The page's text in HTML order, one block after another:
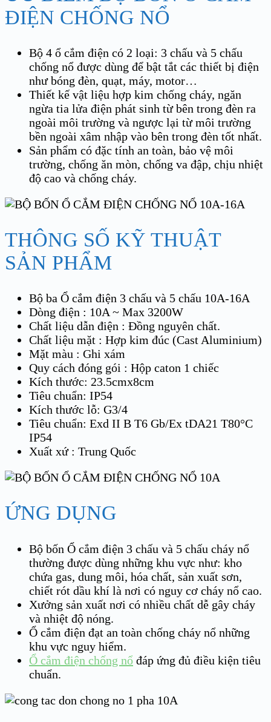
ĐIỆN CHỐNG NỔ
Bộ 4 ổ cắm điện có 2 loại: 3 chấu và 5 chấu
chống nổ được dùng để bật tắt các thiết bị điện
như bóng đèn, quạt, máy, motor…
Thiết kế vật liệu hợp kim chống cháy, ngăn
ngừa tia lửa điện phát sinh từ bên trong đèn ra
ngoài môi trường và ngược lại từ môi trường
bền ngoài xâm nhập vào bên trong đèn tốt nhất.
Sản phẩm có đặc tính an toàn, bảo vệ môi
trường, chống ăn mòn, chống va đập, chịu nhiệt
độ cao và chống cháy.
THÔNG SỐ KỸ THUẬT
SẢN PHẨM
Bộ ba Ổ cắm điện 3 chấu và 5 chấu 10A-16A
Dòng điện : 10A ~ Max 3200W
Chất liệu dẫn điện : Đồng nguyên chất.
Chất liệu mặt : Hợp kim đúc (Cast Aluminium)
Mặt màu : Ghi xám
Quy cách đóng gói : Hộp caton 1 chiếc
Kích thước: 23.5cmx8cm
Tiêu chuẩn: IP54
Kích thước lỗ: G3/4
Tiêu chuẩn: Exd II B T6 Gb/Ex tDA21 T80°C
IP54
Xuất xứ : Trung Quốc
ỨNG DỤNG
Bộ bốn Ổ cắm điện 3 chấu và 5 chấu cháy nổ
thường được dùng những khu vực như: kho
chứa gas, dung môi, hóa chất, sản xuất sơn,
chiết rót dầu khí là nơi có nguy cơ cháy nổ cao.
Xưởng sản xuất nơi có nhiều chất dễ gây cháy
và nhiệt độ nóng.
Ổ cắm điện đạt an toàn chống cháy nổ những
khu vực nguy hiểm.
Ổ cắm điện chống nổ đáp ứng đủ điều kiện tiêu
chuẩn.